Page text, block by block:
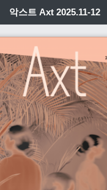
악스트 Axt 2025.11-12